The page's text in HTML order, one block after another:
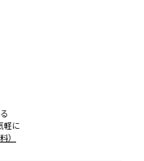
軽に
）